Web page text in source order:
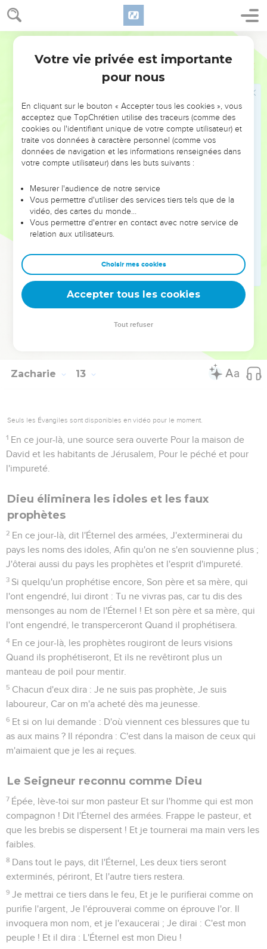
Zacharie 12
David ; La maison de David sera comme Dieu, Comme l'ange
de l'Éternel devant eux.
Deuil dans tout le pays
En ce jour-là, Je m'efforcerai de détruire toutes les nations
Qui viendront contre Jérusalem.
Alors je répandrai sur la maison de David et sur les
habitants de Jérusalem Un esprit de grâce et de
supplication, Et ils tourneront les regards vers moi, celui
qu'ils ont percé. Ils pleureront sur lui comme on pleure sur
un fils unique, Ils pleureront amèrement sur lui comme on
En ce jour-là, le deuil sera grand à Jérusalem, Comme le
deuil d'Hadadrimmon dans la vallée de Meguiddon.
Le pays sera dans le deuil, chaque famille séparément : La
famille de la maison de David séparément, et les femmes à
part ; La famille de la maison de Nathan séparément, et les
femmes à part ;
La famille de la maison de Lévi séparément, et les femmes
à part ; La famille de Schimeï séparément, et les femmes à
Zacharie 13
Seuls les Évangiles sont disponibles en vidéo pour le moment.
1 En ce jour-là, une source sera ouverte Pour la maison de
David et les habitants de Jérusalem, Pour le péché et pour
l'impureté.
Dieu éliminera les idoles et les faux
prophètes
2 En ce jour-là, dit l'Éternel des armées, J'exterminerai du
pays les noms des idoles, Afin qu'on ne s'en souvienne plus ;
J'ôterai aussi du pays les prophètes et l'esprit d'impureté.
3 Si quelqu'un prophétise encore, Son père et sa mère, qui
l'ont engendré, lui diront : Tu ne vivras pas, car tu dis des
mensonges au nom de l'Éternel ! Et son père et sa mère, qui
l'ont engendré, le transperceront Quand il prophétisera.
4 En ce jour-là, les prophètes rougiront de leurs visions
Quand ils prophétiseront, Et ils ne revêtiront plus un
manteau de poil pour mentir.
5 Chacun d'eux dira : Je ne suis pas prophète, Je suis
laboureur, Car on m'a acheté dès ma jeunesse.
6 Et si on lui demande : D'où viennent ces blessures que tu
as aux mains ? Il répondra : C'est dans la maison de ceux qui
m'aimaient que je les ai reçues.
Le Seigneur reconnu comme Dieu
7 Épée, lève-toi sur mon pasteur Et sur l'homme qui est mon
compagnon ! Dit l'Éternel des armées. Frappe le pasteur, et
que les brebis se dispersent ! Et je tournerai ma main vers les
faibles.
8 Dans tout le pays, dit l'Éternel, Les deux tiers seront
exterminés, périront, Et l'autre tiers restera.
9 Je mettrai ce tiers dans le feu, Et je le purifierai comme on
purifie l'argent, Je l'éprouverai comme on éprouve l'or. Il
invoquera mon nom, et je l'exaucerai ; Je dirai : C'est mon
peuple ! Et il dira : L'Éternel est mon Dieu !
Votre vie privée est importante
pour nous
En cliquant sur le bouton « Accepter tous les cookies », vous
acceptez que TopChrétien utilise des traceurs (comme des
cookies ou l'identifiant unique de votre compte utilisateur) et
traite vos données à caractère personnel (comme vos
données de navigation et les informations renseignées dans
votre compte utilisateur) dans les buts suivants :
Mesurer l'audience de notre service
Vous permettre d'utiliser des services tiers tels que de la
vidéo, des cartes du monde…
Vous permettre d'entrer en contact avec notre service de
relation aux utilisateurs.
Choisir mes cookies
Accepter tous les cookies
Tout refuser